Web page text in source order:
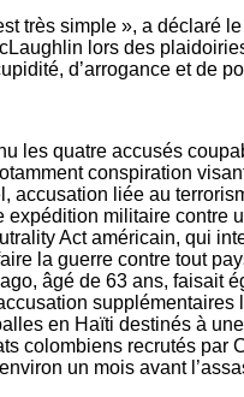
très simple », a déclaré
lors des
d’arrogance et de
les quatre accusés
conspiration
accusation liée au
expédition militaire contre
Act américain, qui
la guerre contre tout
âgé de 63 ans, faisait
supplémentaires
en Haïti destinés à
colombiens recrutés par
un mois avant